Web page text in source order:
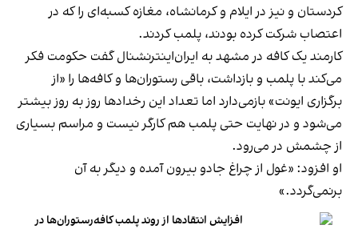
کردستان و نیز در ایلام و کرمانشاه، مغازه کسبه‌ای را که در
اعتصاب شرکت کرده بودند، پلمب کردند.
کارمند یک کافه در مشهد به ایران‌اینترنشنال گفت حکومت فکر
می‌کند با پلمب و بازداشت، باقی رستوران‌ها و کافه‌ها را «از
برگزاری ایونت» بازمی‌دارد اما تعداد این رخدادها روز به روز بیشتر
می‌شود و در نهایت حتی پلمب هم کارگر نیست و مراسم بسیاری
از چشمش در می‌رود.
او افزود: «غول از چراغ جادو بیرون آمده و دیگر به آن
برنمی‎‌گردد.»
افزایش انتقادها از روند پلمب کافه‌رستوران‌ها در